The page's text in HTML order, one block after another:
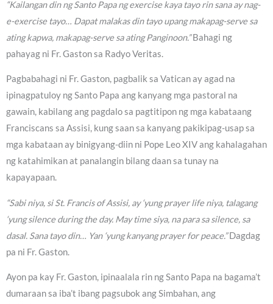
“Kailangan din ng Santo Papa ng exercise kaya tayo rin sana ay nag-
e-exercise tayo… Dapat malakas din tayo upang makapag-serve sa
ating kapwa, makapag-serve sa ating Panginoon.”Bahagi ng
pahayag ni Fr. Gaston sa Radyo Veritas.
Pagbabahagi ni Fr. Gaston, pagbalik sa Vatican ay agad na
ipinagpatuloy ng Santo Papa ang kanyang mga pastoral na
gawain, kabilang ang pagdalo sa pagtitipon ng mga kabataang
Franciscans sa Assisi, kung saan sa kanyang pakikipag-usap sa
mga kabataan ay binigyang-diin ni Pope Leo XIV ang kahalagahan
ng katahimikan at panalangin bilang daan sa tunay na
kapayapaan.
“Sabi niya, si St. Francis of Assisi, ay ‘yung prayer life niya, talagang
‘yung silence during the day. May time siya, na para sa silence, sa
dasal. Sana tayo din… Yan ‘yung kanyang prayer for peace.”Dagdag
pa ni Fr. Gaston.
Ayon pa kay Fr. Gaston, ipinaalala rin ng Santo Papa na bagama’t
dumaraan sa iba’t ibang pagsubok ang Simbahan, ang